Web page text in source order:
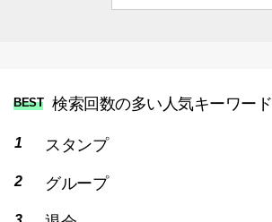
BEST 検索回数の多い人気キーワード
スタンプ
グループ